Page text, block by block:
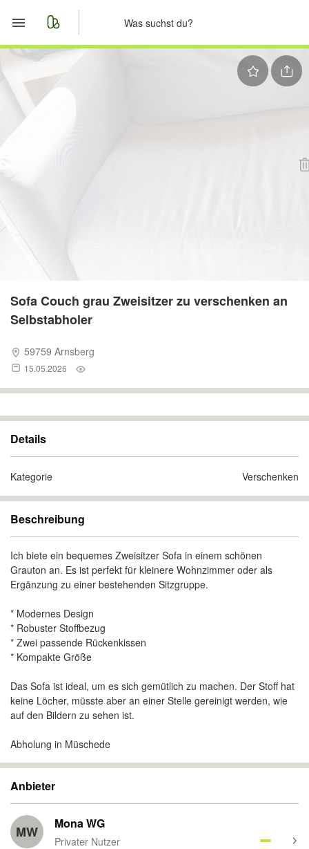
Start
Merkliste
Sofa Couch grau Zweisitzer zu verschenken an
Selbstabholer
59759 Arnsberg
15.05.2026
Details
Kategorie Verschenken
Beschreibung
Ich biete ein bequemes Zweisitzer Sofa in einem schönen
Grauton an. Es ist perfekt für kleinere Wohnzimmer oder als
Ergänzung zu einer bestehenden Sitzgruppe.
* Modernes Design
* Robuster Stoffbezug
* Zwei passende Rückenkissen
* Kompakte Größe
Das Sofa ist ideal, um es sich gemütlich zu machen. Der Stoff hat
keine Löcher, müsste aber an einer Stelle gereinigt werden, wie
auf den Bildern zu sehen ist.
Abholung in Müschede
Anbieter
MW Mona WG
Privater Nutzer